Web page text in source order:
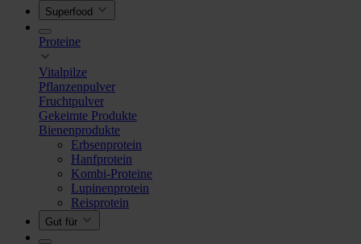
Superfood
Proteine
Vitalpilze
Pflanzenpulver
Fruchtpulver
Gekeimte Produkte
Bienenprodukte
Erbsenprotein
Hanfprotein
Kombi-Proteine
Lupinenprotein
Reisprotein
Gut für